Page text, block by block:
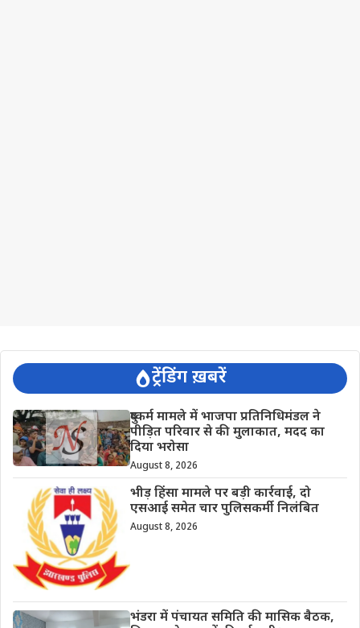
ट्रेंडिंग ख़बरें
दुष्कर्म मामले में भाजपा प्रतिनिधिमंडल ने
पीड़ित परिवार से की मुलाकात, मदद का
दिया भरोसा
August 8, 2026
भीड़ हिंसा मामले पर बड़ी कार्रवाई, दो
एसआई समेत चार पुलिसकर्मी निलंबित
August 8, 2026
भंडरा में पंचायत समिति की मासिक बैठक,